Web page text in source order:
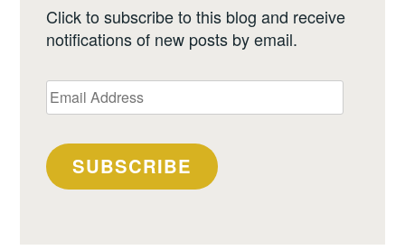
Click to subscribe to this blog and receive
notifications of new posts by email.
Email
Address
SUBSCRIBE